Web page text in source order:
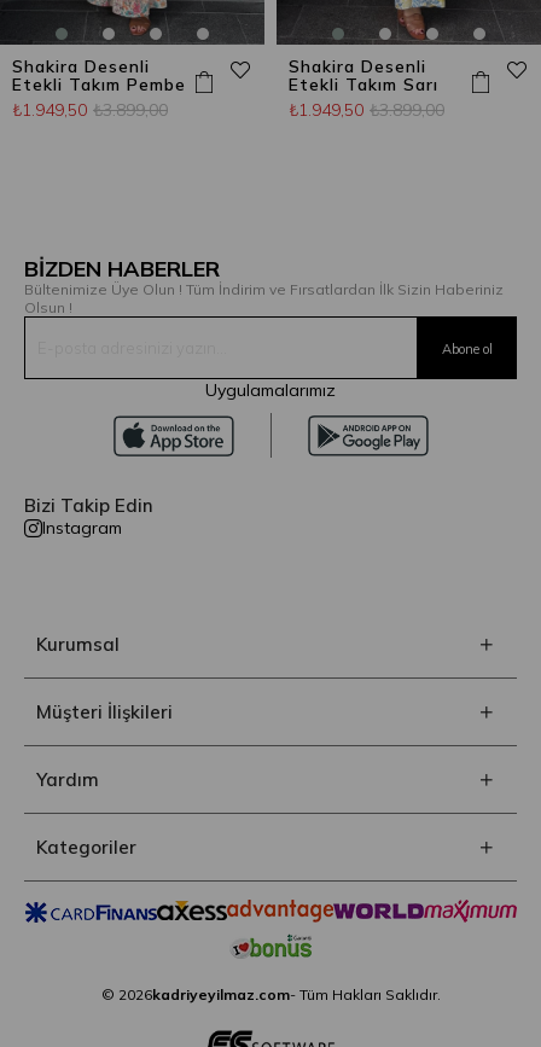
Shakira Desenli
Etekli Takım Pembe
₺1.949,50 ₺3.899,00
Shakira Desenli
Etekli Takım Sarı
₺1.949,50 ₺3.899,00
BİZDEN HABERLER
Bültenimize Üye Olun ! Tüm İndirim ve Fırsatlardan İlk Sizin Haberiniz
Olsun !
Uygulamalarımız
Bizi Takip Edin
Instagram
Kurumsal
Müşteri İlişkileri
Yardım
Kategoriler
© 2026kadriyeyilmaz.com- Tüm Hakları Saklıdır.